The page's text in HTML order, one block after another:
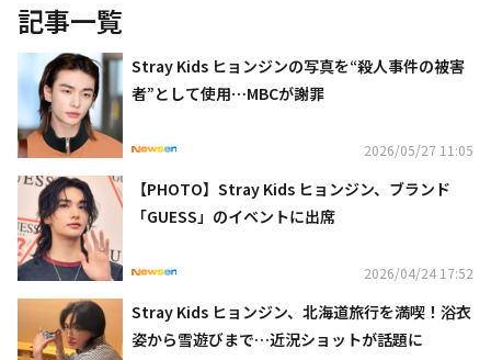
記事一覧
Stray Kids ヒョンジンの写真を“殺人事件の被害
者”として使用⋯MBCが謝罪
2026/05/27 11:05
【PHOTO】Stray Kids ヒョンジン、ブランド
「GUESS」のイベントに出席
2026/04/24 17:52
Stray Kids ヒョンジン、北海道旅行を満喫！浴衣
姿から雪遊びまで…近況ショットが話題に